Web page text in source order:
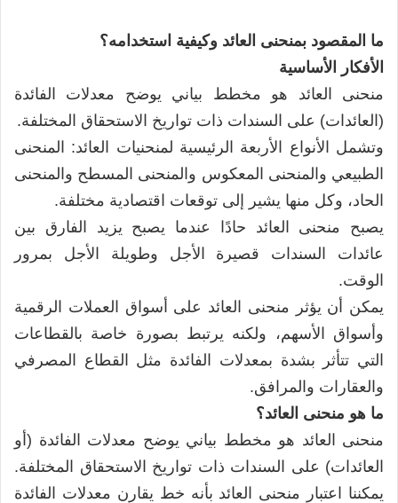
ما المقصود بمنحنى العائد وكيفية استخدامه؟
الأفكار الأساسية
منحنى العائد هو مخطط بياني يوضح معدلات الفائدة
(العائدات) على السندات ذات تواريخ الاستحقاق المختلفة.
وتشمل الأنواع الأربعة الرئيسية لمنحنيات العائد: المنحنى
الطبيعي والمنحنى المعكوس والمنحنى المسطح والمنحنى
الحاد، وكل منها يشير إلى توقعات اقتصادية مختلفة.
يصبح منحنى العائد حادًا عندما يصبح يزيد الفارق بين
عائدات السندات قصيرة الأجل وطويلة الأجل بمرور
الوقت.
يمكن أن يؤثر منحنى العائد على أسواق العملات الرقمية
وأسواق الأسهم، ولكنه يرتبط بصورة خاصة بالقطاعات
التي تتأثر بشدة بمعدلات الفائدة مثل القطاع المصرفي
والعقارات والمرافق.
ما هو منحنى العائد؟
منحنى العائد هو مخطط بياني يوضح معدلات الفائدة (أو
العائدات) على السندات ذات تواريخ الاستحقاق المختلفة.
يمكننا اعتبار منحنى العائد بأنه خط يقارن معدلات الفائدة